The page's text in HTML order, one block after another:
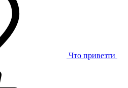
Что привезти